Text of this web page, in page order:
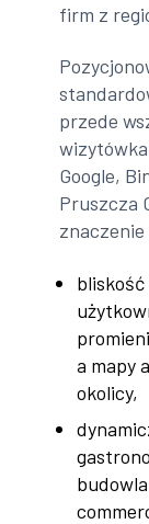
firm z
przede
Google,
Pruszcza
a mapy
okolicy,